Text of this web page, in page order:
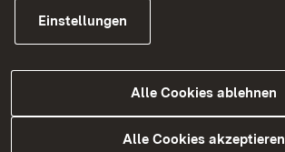
Mehr erfahren
Einstellungen
Alle Cookies ablehnen
Alle Cookies akzeptieren